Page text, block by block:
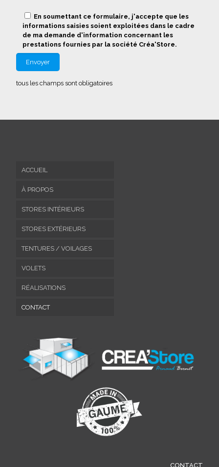
En soumettant ce formulaire, j'accepte que les
informations saisies soient exploitées dans le cadre
de ma demande d'information concernant les
prestations fournies par la société Créa'Store.
tous les champs sont obligatoires
ACCUEIL
À PROPOS
STORES INTÉRIEURS
STORES EXTÉRIEURS
TENTURES / VOILAGES
VOLETS
RÉALISATIONS
CONTACT
CONTACT